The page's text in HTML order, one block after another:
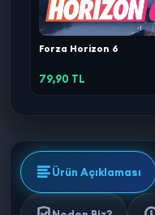
Forza Horizon 6
79,90 TL
Ürün Açıklaması